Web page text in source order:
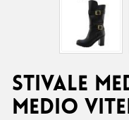
STIVALE
MEDIO